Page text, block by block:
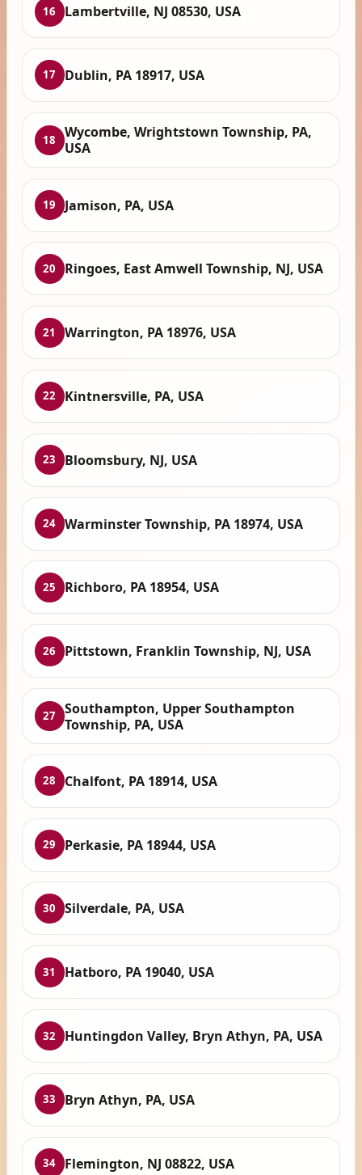
16 Lambertville, NJ 08530, USA
17 Dublin, PA 18917, USA
18
Wycombe, Wrightstown Township, PA,
USA
19 Jamison, PA, USA
20 Ringoes, East Amwell Township, NJ, USA
21 Warrington, PA 18976, USA
22 Kintnersville, PA, USA
23 Bloomsbury, NJ, USA
24 Warminster Township, PA 18974, USA
25 Richboro, PA 18954, USA
26 Pittstown, Franklin Township, NJ, USA
27
Southampton, Upper Southampton
Township, PA, USA
28 Chalfont, PA 18914, USA
29 Perkasie, PA 18944, USA
30 Silverdale, PA, USA
31 Hatboro, PA 19040, USA
32 Huntingdon Valley, Bryn Athyn, PA, USA
33 Bryn Athyn, PA, USA
34 Flemington, NJ 08822, USA